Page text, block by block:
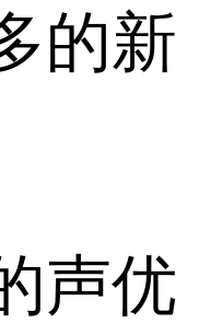
的新
声优